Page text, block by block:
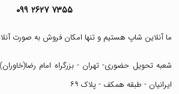
۰۹۹ ۲۶۲۷ ۷۳۵۵
ما آنلاین شاپ هستیم و تنها امکان فروش به صورت
شعبه تحویل حضوری- تهران - بزرگراه امام
ایرانیان - طبقه همکف - پلاک ۶۹